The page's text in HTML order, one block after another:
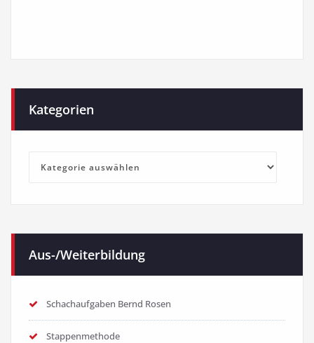
Kategorien
Kategorien
Aus-/Weiterbildung
Schachaufgaben Bernd Rosen
Stappenmethode